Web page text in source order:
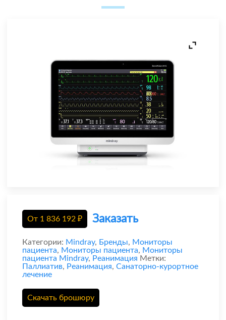
От 1 836 192 ₽ Заказать
Категории: Mindray, Бренды, Мониторы
пациента, Мониторы пациента, Мониторы
пациента Mindray, Реанимация Метки:
Паллиатив, Реанимация, Санаторно-курортное
лечение
Скачать брошюру